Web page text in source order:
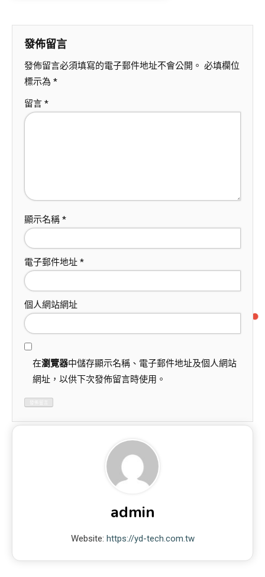
發佈留言
發佈留言必須填寫的電子郵件地址不會公開。 必填欄位
標示為 *
留言 *
顯示名稱 *
電子郵件地址 *
個人網站網址
在瀏覽器中儲存顯示名稱、電子郵件地址及個人網站
網址，以供下次發佈留言時使用。
admin
Website: https://yd-tech.com.tw